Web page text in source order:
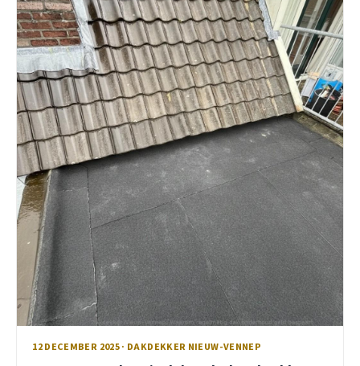
12 DECEMBER 2025 · DAKDEKKER NIEUW-VENNEP